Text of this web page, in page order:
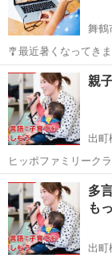
舞鶴
🎐最近暑くなってき
た方やお仕事が減っ
らこそ趣味を充実させ、知
やパソコンで受講可能
京都 舞鶴市
親
出町
ヒッポファミリーク
代の仲間たちが集ま
語・フランス語・ド
然に楽しく身につけ
京都 京都市
多
も
出町